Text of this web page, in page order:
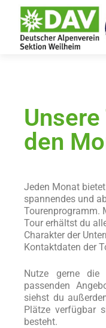
den
Jeden Monat
spannendes und
Tourenprogramm.
Tour erhältst du
Charakter der
Kontaktdaten der
Nutze gerne die
passenden
siehst du
Plätze verfügbar
besteht.